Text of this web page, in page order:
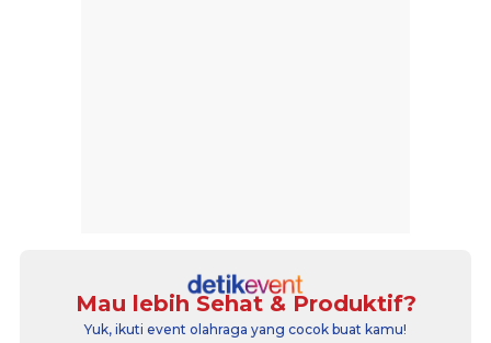
Mau lebih Sehat & Produktif?
Yuk, ikuti event olahraga yang cocok buat kamu!